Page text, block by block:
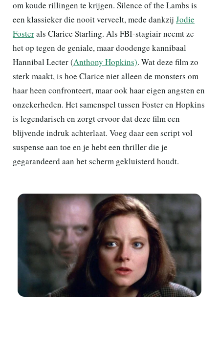
om koude rillingen te krijgen. Silence of the Lambs is
een klassieker die nooit verveelt, mede dankzij Jodie
Fosterals Clarice Starling. Als FBI-stagiair neemt ze
het op tegen de geniale, maar doodenge kannibaal
Hannibal Lecter (Anthony Hopkins). Wat deze film zo
sterk maakt, is hoe Clarice niet alleen de monsters om
haar heen confronteert, maar ook haar eigen angsten en
onzekerheden. Het samenspel tussen Foster en Hopkins
is legendarisch en zorgt ervoor dat deze film een
blijvende indruk achterlaat. Voeg daar een script vol
suspense aan toe en je hebt een thriller die je
gegarandeerd aan het scherm gekluisterd houdt.